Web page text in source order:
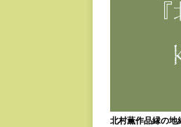
北村薫作品縁の地